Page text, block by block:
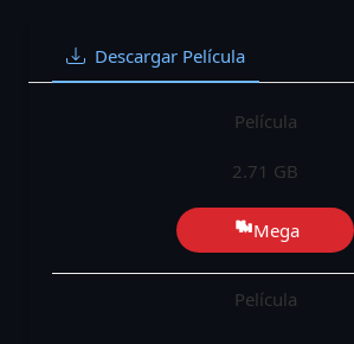
Descargar Película
Película
2.71 GB
Mega
Película